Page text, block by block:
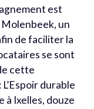
est
Molenbeek, un
de faciliter la
se sont
cette
durable
à Ixelles, douze